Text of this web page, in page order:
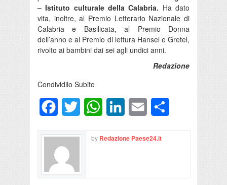
– Istituto culturale della Calabria. Ha dato
vita, inoltre, al Premio Letterario Nazionale di
Calabria e Basilicata, al Premio Donna
dell’anno e al Premio di lettura Hansel e Gretel,
rivolto ai bambini dai sei agli undici anni.
Redazione
Condividilo Subito
FacebookTwitter WhatsAppLinkedInEmail
by Redazione Paese24.it